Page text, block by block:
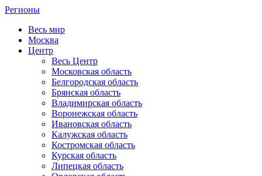
Регионы
Весь мир
Москва
Центр
Весь Центр
Московская область
Белгородская область
Брянская область
Владимирская область
Воронежская область
Ивановская область
Калужская область
Костромская область
Курская область
Липецкая область